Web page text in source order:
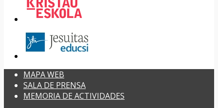
MAPA WEB
SALA DE PRENSA
MEMORIA DE ACTIVIDADES